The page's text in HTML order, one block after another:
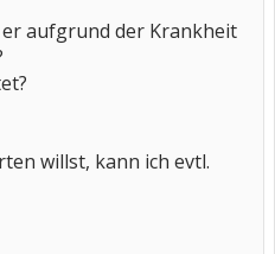
aufgrund der Krankheit
willst, kann ich evtl.